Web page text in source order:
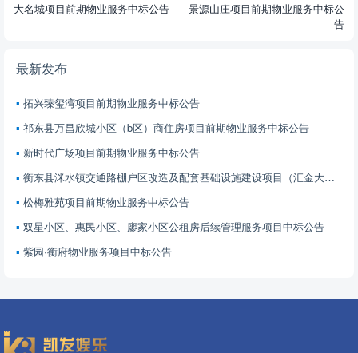
大名城项目前期物业服务中标公告
景源山庄项目前期物业服务中标公
告
最新发布
拓兴臻玺湾项目前期物业服务中标公告
祁东县万昌欣城小区（b区）商住房项目前期物业服务中标公告
新时代广场项目前期物业服务中标公告
衡东县洣水镇交通路棚户区改造及配套基础设施建设项目（汇金大厦） 前期物业服务中标公告
松梅雅苑项目前期物业服务中标公告
双星小区、惠民小区、廖家小区公租房后续管理服务项目中标公告
紫园·衡府物业服务项目中标公告